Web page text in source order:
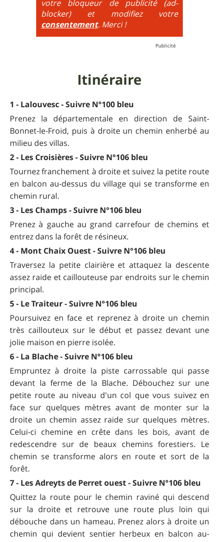
très raide avec épingles trialisantes !
votre bloqueur de publicité (ad-
blocker) et modifiez votre
consentement. Merci !
Itinéraire
1 - Lalouvesc - Suivre N°100 bleu
Prenez la départementale en direction de Saint-
Bonnet-le-Froid, puis à droite un chemin enherbé au
milieu des villas.
2 - Les Croisières - Suivre N°106 bleu
Tournez franchement à droite et suivez la petite route
en balcon au-dessus du village qui se transforme en
chemin rural.
3 - Les Champs - Suivre N°106 bleu
Prenez à gauche au grand carrefour de chemins et
entrez dans la forêt de résineux.
4 - Mont Chaix Ouest - Suivre N°106 bleu
Traversez la petite clairière et attaquez la descente
assez raide et caillouteuse par endroits sur le chemin
principal.
5 - Le Traiteur - Suivre N°106 bleu
Poursuivez en face et reprenez à droite un chemin
très caillouteux sur le début et passez devant une
jolie maison en pierre isolée.
6 - La Blache - Suivre N°106 bleu
Empruntez à droite la piste carrossable qui passe
devant la ferme de la Blache. Débouchez sur une
petite route au niveau d'un col que vous suivez en
face sur quelques mètres avant de monter sur la
droite un chemin assez raide sur quelques mètres.
Celui-ci chemine en crête dans les bois, avant de
redescendre sur de beaux chemins forestiers. Le
chemin se transforme alors en route et sort de la
forêt.
7 - Les Adreyts de Perret ouest - Suivre N°106 bleu
Quittez la route pour le chemin raviné qui descend
sur la droite et retrouve une route plus loin qui
débouche dans un hameau. Prenez alors à droite un
chemin qui devient sentier herbeux en balcon au-